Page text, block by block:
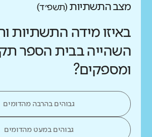
מצב התשתיות (תשפ״ד)
באיזו מידה התשתיות
השהייה בבית הספר
ומספקים?
גבוהים בהרבה מהדומים
גבוהים במעט מהדומים